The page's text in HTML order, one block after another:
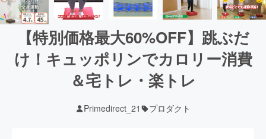
【特別価格最大60%OFF】跳ぶだ
け！キュッポリンでカロリー消費
＆宅トレ・楽トレ
Primedirect_21 プロダクト